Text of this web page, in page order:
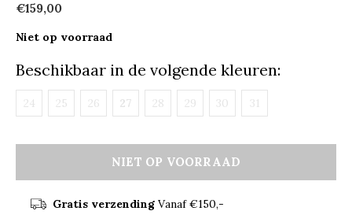
€159,00
Niet op voorraad
Beschikbaar in de volgende kleuren:
24 25 26 27 28 29 30 31
NIET OP VOORRAAD
Gratis verzendingVanaf €150,-